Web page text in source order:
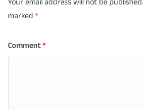
marked *
Comment*